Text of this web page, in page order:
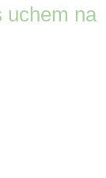
uchem na